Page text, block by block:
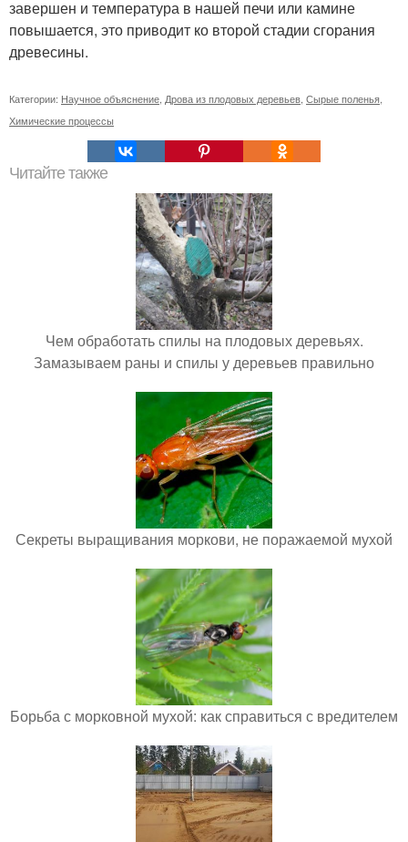
завершен и температура в нашей печи или камине
повышается, это приводит ко второй стадии сгорания
древесины.
Категории: Научное объяснение Дрова из плодовых деревьев Сырые поленья
Химические процессы
Читайте также
Чем обработать спилы на плодовых деревьях.
Замазываем раны и спилы у деревьев правильно
Секреты выращивания моркови, не поражаемой мухой
Борьба с морковной мухой: как справиться с вредителем